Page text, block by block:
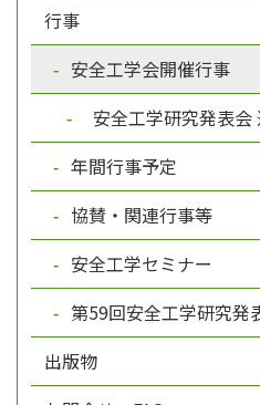
行事
安全工学会開催行事
安全工学研究発表会
年間行事予定
協賛・関連行事等
安全工学セミナー
第59回安全工学研究発
出版物